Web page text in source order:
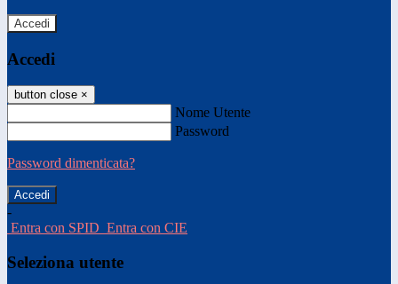
Accedi
Accedi
button close ×
Nome Utente
Password
Password dimenticata?
-
Entra con SPID Entra con CIE
Seleziona utente